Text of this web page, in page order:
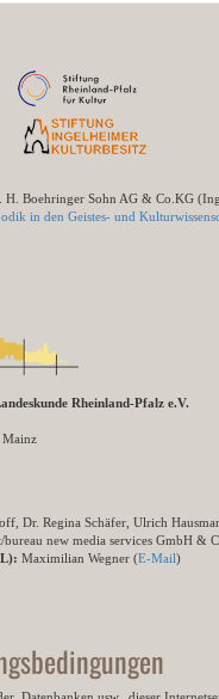
H. Boehringer Sohn AG & Co.KG
in den Geistes- und
Rheinland-Pfalz e.V.
Mainz
Dr. Regina Schäfer, Ulrich
bureau new media services GmbH &
Maximilian Wegner (E-Mail)